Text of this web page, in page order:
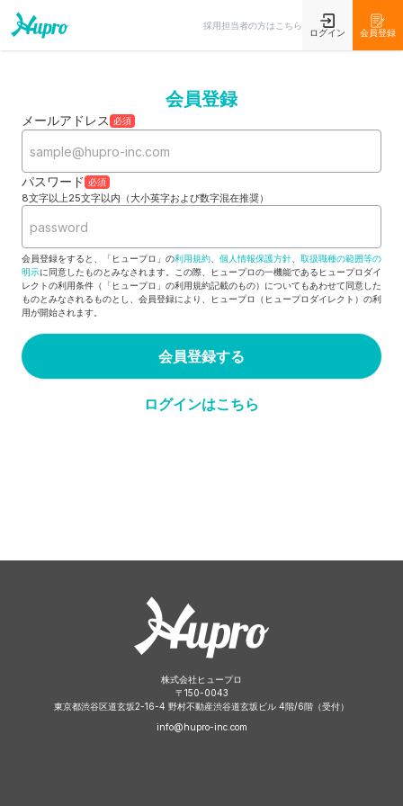
採用担当者の方はこちら
ログイン 会員登録
会員登録
メールアドレス 必須
パスワード 必須
8文字以上25文字以内（大小英字および数字混在推奨）
会員登録をすると、「ヒュープロ」の利用規約 個人情報保護方針
取扱職種の範囲等の
明示に同意したものとみなされます。この際、ヒュープロの一機能であるヒュープロダイ
レクトの利用条件（「ヒュープロ」の利用規約記載のもの）についてもあわせて同意した
ものとみなされるものとし、会員登録により、ヒュープロ（ヒュープロダイレクト）の利
用が開始されます。
会員登録する
ログインはこちら
株式会社ヒュープロ
〒 150-0043
東京都渋谷区道玄坂2-16-4 野村不動産渋谷道玄坂ビル 4階/6階（受付）
info@hupro-inc.com